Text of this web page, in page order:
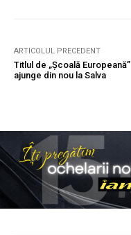
ARTICOLUL PRECEDENT
Titlul de „Școală Europeană”
ajunge din nou la Salva